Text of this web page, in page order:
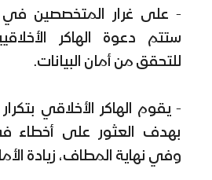
- على غرار المتخصصين في
ستتم دعوة الهاكر
للتحقق من أمان البيانات.
- يقوم الهاكر الأخلاقي بتكرار
بهدف العثور على أخطاء
وفي نهاية المطاف، زيادة